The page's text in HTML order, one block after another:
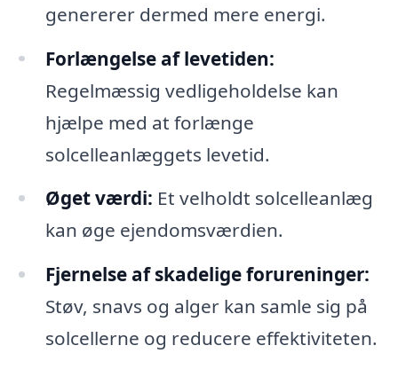
genererer dermed mere energi.
Forlængelse af levetiden:
Regelmæssig vedligeholdelse kan
hjælpe med at forlænge
solcelleanlæggets levetid.
Øget værdi: Et velholdt solcelleanlæg
kan øge ejendomsværdien.
Fjernelse af skadelige forureninger:
Støv, snavs og alger kan samle sig på
solcellerne og reducere effektiviteten.